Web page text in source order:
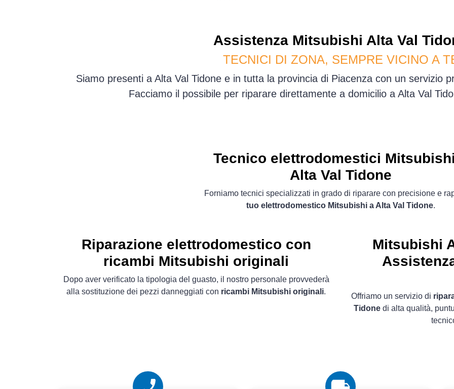
Assistenza Mitsubishi Alta Val
TECNICI DI ZONA, SEMPRE VICINO A
Siamo presenti a Alta Val Tidone e in tutta la provincia di Piacenza con un servizio
Facciamo il possibile per riparare direttamente a domicilio a Alta Val
Tecnico elettrodomestici
Alta Val Tidone
Forniamo tecnici specializzati in grado di riparare con precisione e
tuo elettrodomestico Mitsubishi a Alta Val Tidone.
Riparazione elettrodomestico con
ricambi Mitsubishi originali
Dopo aver verificato la tipologia del guasto, il nostro personale provvederà
alla sostituzione dei pezzi danneggiati con ricambi Mitsubishi originali.
Mitsubishi
Offriamo un servizio di
Tidone di alta qualità,